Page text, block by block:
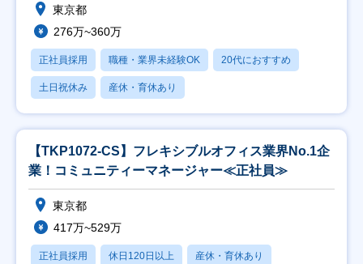
東京都
276万~360万
正社員採用 職種・業界未経験OK 20代におすすめ
土日祝休み 産休・育休あり
【TKP1072-CS】フレキシブルオフィス業界No.1企
業！コミュニティーマネージャー≪正社員≫
東京都
417万~529万
正社員採用 休日120日以上 産休・育休あり